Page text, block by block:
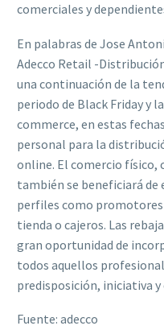
comerciales y
En palabras de Jose
Adecco Retail -
una continuación de la
periodo de Black Friday y
commerce, en estas
personal para la
online. El comercio físico,
también se beneficiará de
perfiles como promotores
tienda o cajeros. Las
gran oportunidad de
todos aquellos
predisposición, iniciativa y
Fuente: adecco